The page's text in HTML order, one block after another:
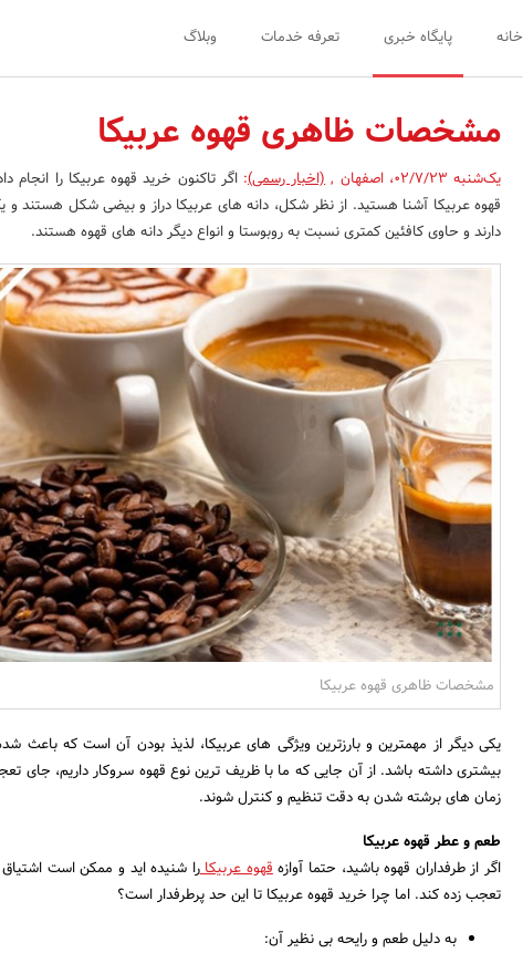
خانه پایگاه خبری تعرفه خدمات وبلاگ
مشخصات ظاهری قهوه عربیکا
یک‌شنبه 02/7/23 ،اصفهان ,(اخبار رسمی):اگر تاکنون خرید قهوه عربیکا را انجام
قهوه عربیکا آشنا هستید. از نظر شکل، دانه های عربیکا دراز و بیضی شکل هستند
دارند و حاوی کافئین کمتری نسبت به روبوستا و انواع دیگر دانه های قهوه هستند.
مشخصات ظاهری قهوه عربیکا
یکی دیگر از مهمترین و بارزترین ویژگی های عربیکا، لذیذ بودن آن است که باعث
بیشتری داشته باشد. از آن جایی که ما با ظریف ترین نوع قهوه سروکار داریم، جای
زمان های برشته شدن به دقت تنظیم و کنترل شوند.
طعم و عطر قهوه عربیکا
اگر از طرفداران قهوه باشید، حتما آوازهقهوه عربیکارا شنیده اید و ممکن است اشتیاق
تعجب زده کند. اما چرا خرید قهوه عربیکا تا این حد پرطرفدار است؟
به دلیل طعم و رایحه بی نظیر آن: